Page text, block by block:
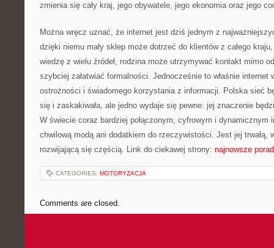
zmienia się cały kraj, jego obywatele, jego ekonomia oraz jego
Można wręcz uznać, że internet jest dziś jednym z
dzięki niemu mały sklep może dotrzeć do klientów z całego
wiedzę z wielu źródeł, rodzina może utrzymywać kontakt mimo
szybciej załatwiać formalności. Jednocześnie to właśnie internet
ostrożności i świadomego korzystania z informacji. Polska sieć
się i zaskakiwała, ale jedno wydaje się pewne: jej znaczenie
W świecie coraz bardziej połączonym, cyfrowym i dynamicznym
chwilową modą ani dodatkiem do rzeczywistości. Jest jej trwałą,
rozwijającą się częścią. Link do ciekawej strony: najnowsze
CATEGORIES: MOTORYZACJA
Comments are closed.